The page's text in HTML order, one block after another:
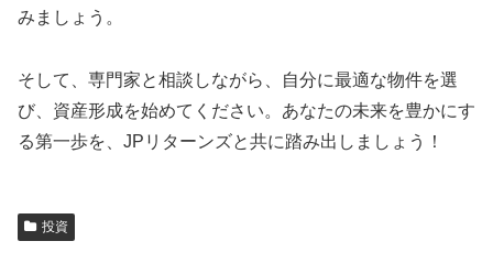
みましょう。
そして、専門家と相談しながら、自分に最適な物件を選
び、資産形成を始めてください。あなたの未来を豊かにす
る第一歩を、JPリターンズと共に踏み出しましょう！
投資